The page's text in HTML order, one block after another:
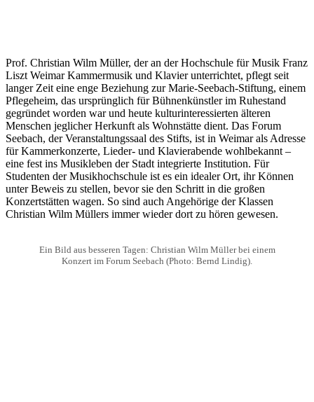
Prof. Christian Wilm Müller, der an der Hochschule für Musik Franz
Liszt Weimar Kammermusik und Klavier unterrichtet, pflegt seit
langer Zeit eine enge Beziehung zur Marie-Seebach-Stiftung, einem
Pflegeheim, das ursprünglich für Bühnenkünstler im Ruhestand
gegründet worden war und heute kulturinteressierten älteren
Menschen jeglicher Herkunft als Wohnstätte dient. Das Forum
Seebach, der Veranstaltungssaal des Stifts, ist in Weimar als Adresse
für Kammerkonzerte, Lieder- und Klavierabende wohlbekannt –
eine fest ins Musikleben der Stadt integrierte Institution. Für
Studenten der Musikhochschule ist es ein idealer Ort, ihr Können
unter Beweis zu stellen, bevor sie den Schritt in die großen
Konzertstätten wagen. So sind auch Angehörige der Klassen
Christian Wilm Müllers immer wieder dort zu hören gewesen.
Ein Bild aus besseren Tagen: Christian Wilm Müller bei einem
Konzert im Forum Seebach (Photo: Bernd Lindig).